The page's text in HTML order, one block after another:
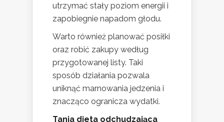
utrzymać stały poziom energii i
zapobiegnie napadom głodu.
Warto również planować posiłki
oraz robić zakupy według
przygotowanej listy. Taki
sposób działania pozwala
uniknąć marnowania jedzenia i
znacząco ogranicza wydatki.
Tania dieta odchudzająca